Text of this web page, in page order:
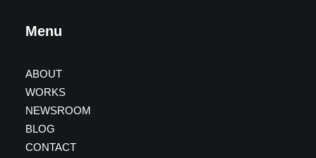
Menu
ABOUT
WORKS
NEWSROOM
BLOG
CONTACT